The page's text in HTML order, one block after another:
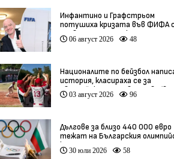
Инфантино и Графстрьом
потушиха кризата във ФИФА
провалената сделка
06 август 2026 48
Националите по бейзбол
история, класираха се за
Европейското първенство
03 август 2026 96
Дългове за близо 440 000 евро
тежат на Българския
комитет
30 юли 2026 58